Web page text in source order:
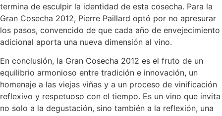
termina de esculpir la identidad de esta cosecha. Para la
Gran Cosecha 2012, Pierre Paillard optó por no apresurar
los pasos, convencido de que cada año de envejecimiento
adicional aporta una nueva dimensión al vino.
En conclusión, la Gran Cosecha 2012 es el fruto de un
equilibrio armonioso entre tradición e innovación, un
homenaje a las viejas viñas y a un proceso de vinificación
reflexivo y respetuoso con el tiempo. Es un vino que invita
no solo a la degustación, sino también a la reflexión, una